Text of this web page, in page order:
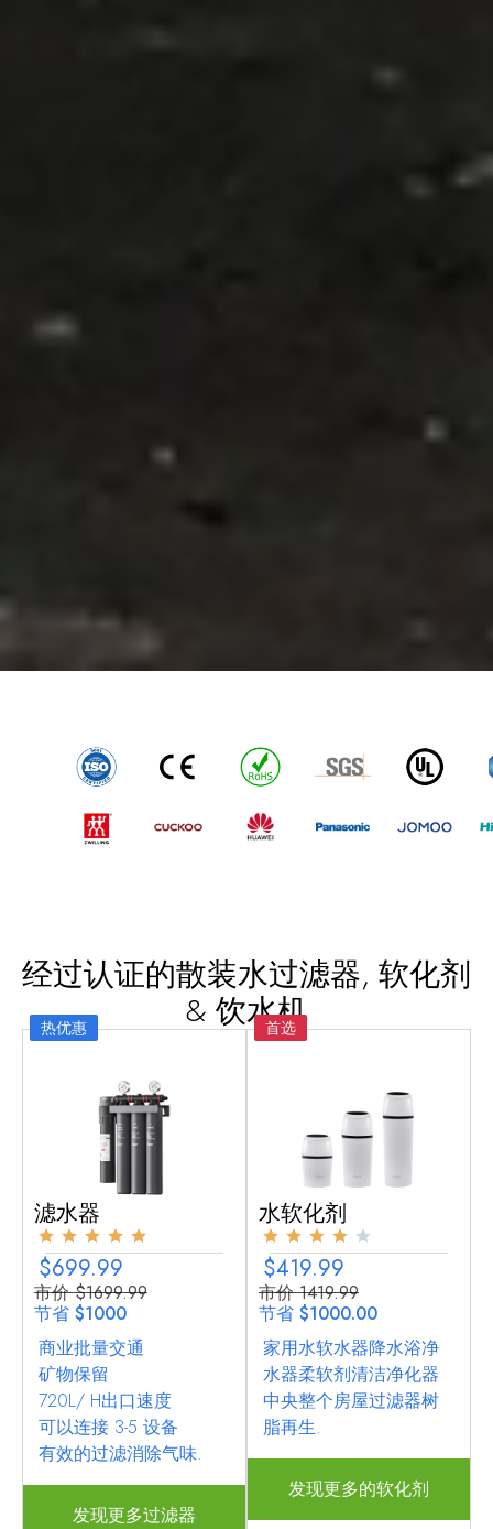
经过认证的散装水过滤器, 软化剂
& 饮水机
热优惠
滤水器
$699.99
市价 $1699.99
节省 $1000
商业批量交通
矿物保留
720L/ H出口速度
可以连接 3-5 设备
有效的过滤消除气味.
发现更多过滤器
首选
水软化剂
$419.99
市价 1419.99
节省 $1000.00
家用水软水器降水浴净
水器柔软剂清洁净化器
中央整个房屋过滤器树
脂再生.
发现更多的软化剂